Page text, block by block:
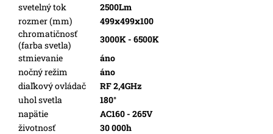
svetelný tok
2500Lm
rozmer (mm)
499x499x100
chromatičnosť
(farba svetla)
3000K - 6500K
stmievanie
áno
nočný režim
áno
diaľkový ovládač
RF 2,4GHz
uhol svetla
180°
napätie
AC160 - 265V
životnosť
30 000h